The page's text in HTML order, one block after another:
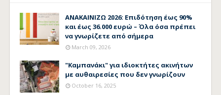
ΑΝΑΚΑΙΝΙΖΩ 2026: Επιδότηση έως 90%
και έως 36.000 ευρώ – Όλα όσα πρέπει
να γνωρίζετε από σήμερα
March 09, 2026
"Καμπανάκι" για ιδιοκτήτες ακινήτων
με αυθαιρεσίες που δεν γνωρίζουν
October 16, 2025